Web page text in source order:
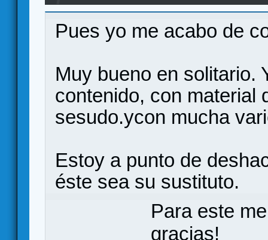
Pues yo me acabo de
Muy bueno en solitario.
contenido, con material
sesudo.ycon mucha
Estoy a punto de
éste sea su sustituto.
Para este
gracias!